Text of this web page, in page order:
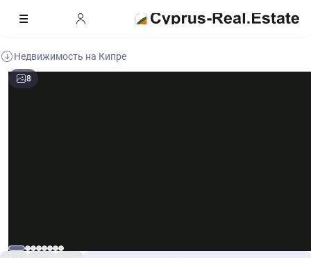
Недвижимость на Кипре
8